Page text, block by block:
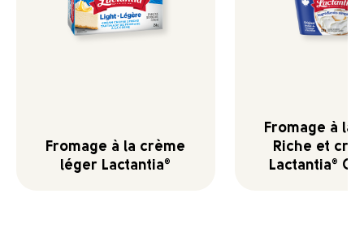
Fromage à la crème
léger Lactantia®
Fromage à la
Riche et
Lactantia®